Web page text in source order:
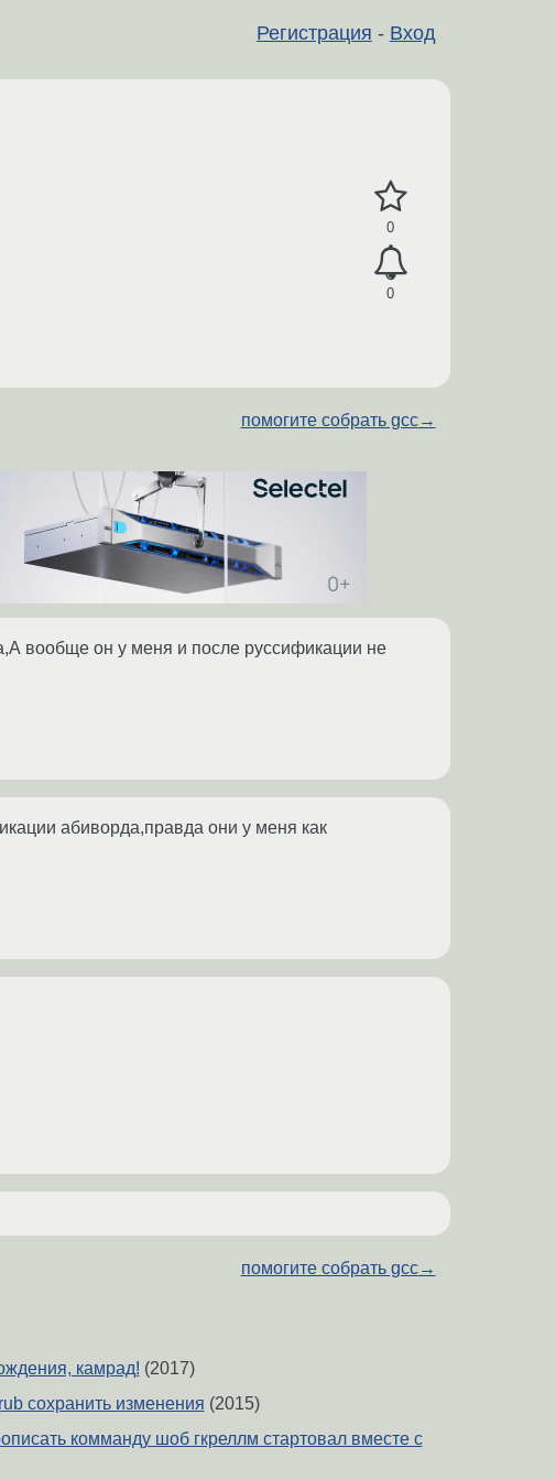
Регистрация - Вход
0
0
помогите собрать gcc→
вообще он у меня и после руссификации не
абиворда,правда они у меня как
помогите собрать gcc→
камрад! (2017)
сохранить изменения (2015)
комманду шоб гкреллм стартовал вместе с